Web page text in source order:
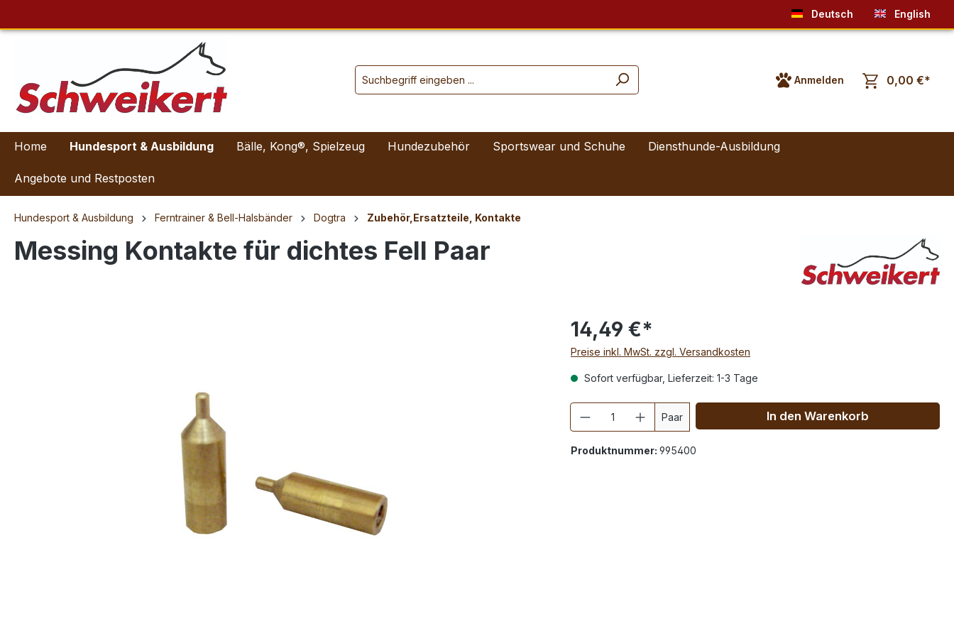
Deutsch English
Anmelden 0,00 €*
Home Hundesport & Ausbildung Bälle, Kong®, Spielzeug Hundezubehör Sportswear und Schuhe Diensthunde-Ausbildung
Angebote und Restposten
Hundesport & Ausbildung Ferntrainer & Bell-Halsbänder Dogtra Zubehör,Ersatzteile, Kontakte
Messing Kontakte für dichtes Fell Paar
14,49 €*
Preise inkl. MwSt. zzgl. Versandkosten
Sofort verfügbar, Lieferzeit: 1-3 Tage
Anzahl
Paar In den Warenkorb
Produktnummer: 995400